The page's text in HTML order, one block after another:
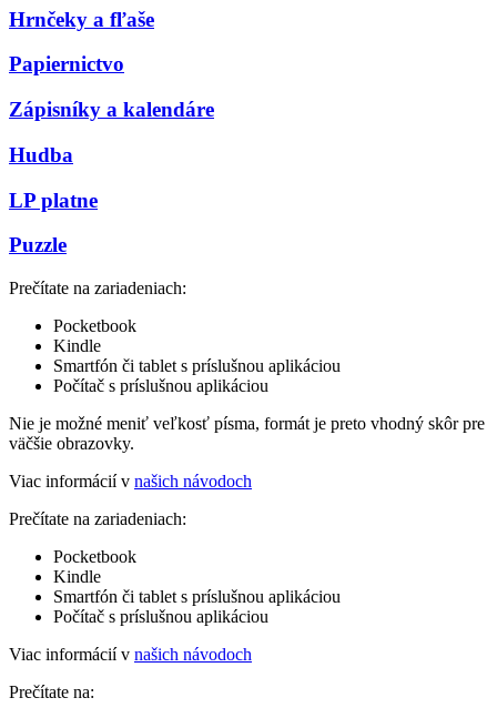
Hrnčeky a fľaše
Papiernictvo
Zápisníky a kalendáre
Hudba
LP platne
Puzzle
Prečítate na zariadeniach:
Pocketbook
Kindle
Smartfón či tablet s príslušnou aplikáciou
Počítač s príslušnou aplikáciou
Nie je možné meniť veľkosť písma, formát je preto vhodný skôr pre
väčšie obrazovky.
Viac informácií v našich návodoch
Prečítate na zariadeniach:
Pocketbook
Kindle
Smartfón či tablet s príslušnou aplikáciou
Počítač s príslušnou aplikáciou
Viac informácií v našich návodoch
Prečítate na: